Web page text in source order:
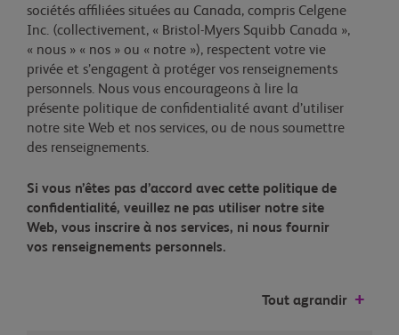
sociétés affiliées situées au Canada, compris Celgene
Inc. (collectivement, « Bristol-Myers Squibb Canada »,
« nous » « nos » ou « notre »), respectent votre vie
privée et s’engagent à protéger vos renseignements
personnels. Nous vous encourageons à lire la
présente politique de confidentialité avant d’utiliser
notre site Web et nos services, ou de nous soumettre
des renseignements.
Si vous n’êtes pas d’accord avec cette politique de
confidentialité, veuillez ne pas utiliser notre site
Web, vous inscrire à nos services, ni nous fournir
vos renseignements personnels.
Tout agrandir